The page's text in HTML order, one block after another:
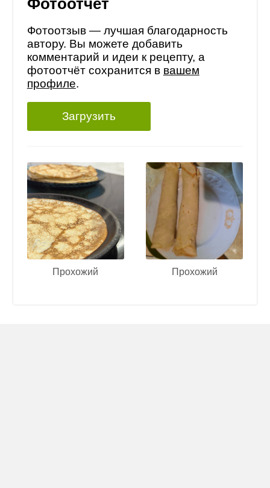
Фотоотчет
Фотоотзыв — лучшая благодарность
автору. Вы можете добавить
комментарий и идеи к рецепту, а
фотоотчёт сохранится в вашем
профиле.
Загрузить
Прохожий Прохожий